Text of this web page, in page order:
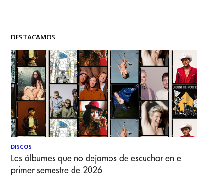
DESTACAMOS
DISCOS
Los álbumes que no dejamos de escuchar en el
primer semestre de 2026